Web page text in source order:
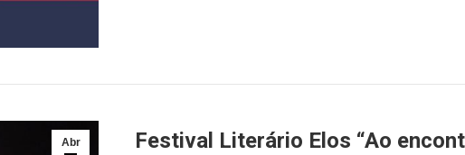
Abr
Festival Literário Elos “Ao